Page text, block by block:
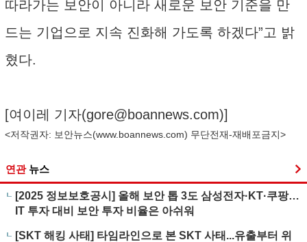
따라가는 보안이 아니라 새로운 보안 기준을 만
드는 기업으로 지속 진화해 가도록 하겠다”고 밝
혔다.
[여이레 기자(gore@boannews.com)]
<저작권자: 보안뉴스(www.boannews.com) 무단전재-재배포금지>
연관 뉴스
[2025 정보보호공시] 올해 보안 톱 3도 삼성전자·KT·쿠팡…
IT 투자 대비 보안 투자 비율은 아쉬워
[SKT 해킹 사태] 타임라인으로 본 SKT 사태...유출부터 위